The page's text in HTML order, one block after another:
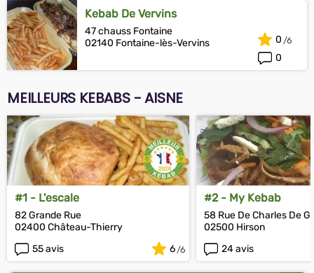
Kebab De Vervins
47 chauss Fontaine
02140 Fontaine-lès-Vervins
0
0
MEILLEURS KEBABS - AISNE
#1 - L'escale
82 Grande Rue
02400 Château-Thierry
55 avis
6
#2 - My Kebab
58 Rue De Charles De
02500 Hirson
24 avis